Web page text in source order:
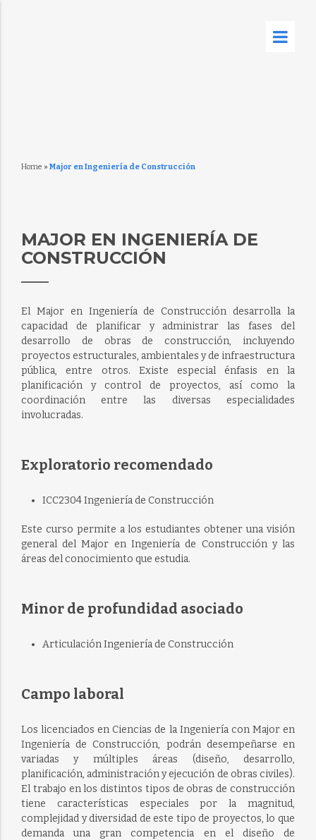
Home » Major en Ingeniería de Construcción
MAJOR EN INGENIERÍA DE
CONSTRUCCIÓN
El Major en Ingeniería de Construcción desarrolla la
capacidad de planificar y administrar las fases del
desarrollo de obras de construcción, incluyendo
proyectos estructurales, ambientales y de infraestructura
pública, entre otros. Existe especial énfasis en la
planificación y control de proyectos, así como la
coordinación entre las diversas especialidades
involucradas.
Exploratorio recomendado
ICC2304 Ingeniería de Construcción
Este curso permite a los estudiantes obtener una visión
general del Major en Ingeniería de Construcción y las
áreas del conocimiento que estudia.
Minor de profundidad asociado
Articulación Ingeniería de Construcción
Campo laboral
Los licenciados en Ciencias de la Ingeniería con Major en
Ingeniería de Construcción, podrán desempeñarse en
variadas y múltiples áreas (diseño, desarrollo,
planificación, administración y ejecución de obras civiles).
El trabajo en los distintos tipos de obras de construcción
tiene características especiales por la magnitud,
complejidad y diversidad de este tipo de proyectos, lo que
demanda una gran competencia en el diseño de